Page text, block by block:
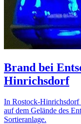
Brand bei
Hinrichsdorf
In Rostock-Hinrichsdorf
auf dem Gelände des
Sortieranlage.